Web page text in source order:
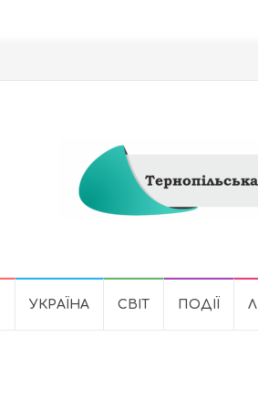
УКРАЇНА СВІТ ПОДІЇ